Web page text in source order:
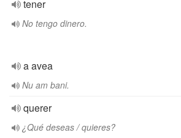
tener
No tengo dinero.
a avea
Nu am bani.
querer
¿Qué deseas / quieres?